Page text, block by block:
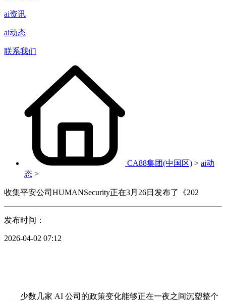
ai资讯
ai动态
联系我们
CA88集团(中国区) > ai动
态 >
收集平安公司HUMANSecurity正在3月26日发布了《202
发布时间：
2026-04-02 07:12
少数几家 AI 公司的政策变化能够正在一夜之间沉塑整个